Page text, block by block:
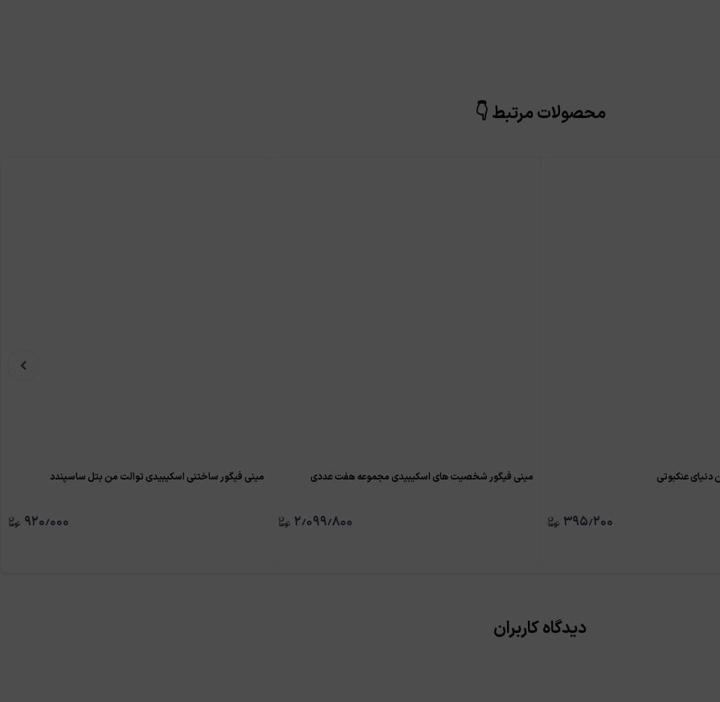
محصولات مرتبط 👇
دنیای عنکبوتی
۳۹۵٫۲۰۰
مینی فیگور شخصیت های اسکیبیدی مجموعه هفت عددی
۲٫۰۹۹٫۸۰۰
مینی فیگور ساختنی اسکیبیدی توالت من بتل ساسپندد
۹۲۰٫۰۰۰
دیدگاه کاربران